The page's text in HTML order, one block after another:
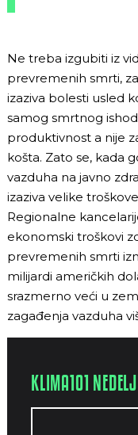
Ne treba izgubiti iz
prevremenih smrti,
izaziva bolesti usled
samog smrtnog
produktivnost a nije
košta. Zato se, kada
vazduha na javno
izaziva velike
Regionalne
ekonomski troškovi
prevremenih smrti
milijardi američkih
srazmerno veći u
zagađenja vazduha
KLIMA101